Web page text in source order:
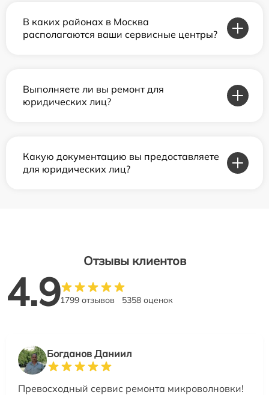
В каких районах в Москва
располагаются ваши сервисные центры?
Выполняете ли вы ремонт для
юридических лиц?
Какую документацию вы предоставляете
для юридических лиц?
Отзывы клиентов
4.91799 отзывов 5358 оценок
Богданов Даниил
Превосходный сервис ремонта микроволновки!